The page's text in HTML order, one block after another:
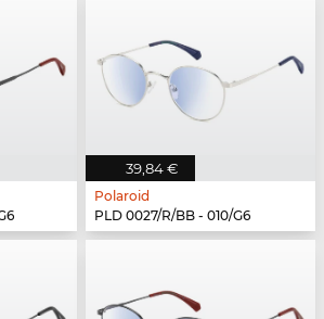
39,84 €
Polaroid
PLD 0027/R/BB - 010/G6